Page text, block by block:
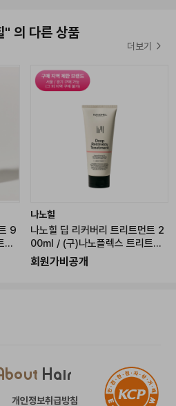
안내없이 재고 상황에 따라 변경될 수
간이 짧은 상품일 수 있습니다.*
" 의 다른 상품
더보기
9
나노힐
나노힐 딥 리커버리 트리트먼트 2
00ml / (구)나노플렉스 트리트먼
트 200ml
회원가비공개
Hair
개인정보취급방침